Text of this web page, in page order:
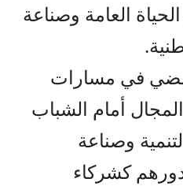
العامة وصناعة
في مسارات
أمام الشباب
وصناعة
كشركاء